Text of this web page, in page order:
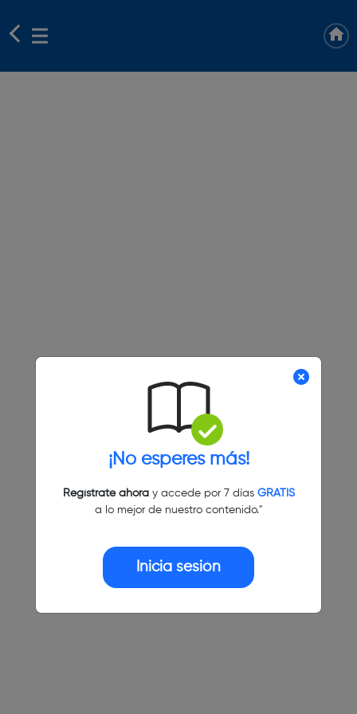
¡No esperes más!
Regístrate ahoray accede por 7 días GRATIS
a lo mejor de nuestro contenido."
Inicia sesión